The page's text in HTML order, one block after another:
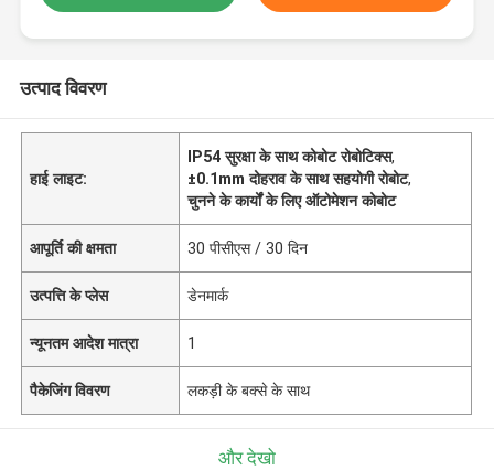
उत्पाद विवरण
हाई लाइट:
IP54 सुरक्षा के साथ कोबोट रोबोटिक्स,
±0.1mm दोहराव के साथ सहयोगी रोबोट,
चुनने के कार्यों के लिए ऑटोमेशन कोबोट
आपूर्ति की क्षमता 30 पीसीएस / 30 दिन
उत्पत्ति के प्लेस डेनमार्क
न्यूनतम आदेश मात्रा 1
पैकेजिंग विवरण लकड़ी के बक्से के साथ
और देखो